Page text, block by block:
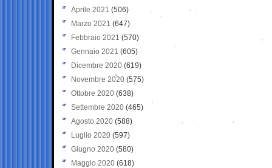
Aprile 2021 (506)
Marzo 2021 (647)
Febbraio 2021 (570)
Gennaio 2021 (605)
Dicembre 2020 (619)
Novembre 2020 (575)
Ottobre 2020 (638)
Settembre 2020(465)
Agosto 2020 (588)
Luglio 2020 (597)
Giugno 2020 (580)
Maggio 2020 (618)